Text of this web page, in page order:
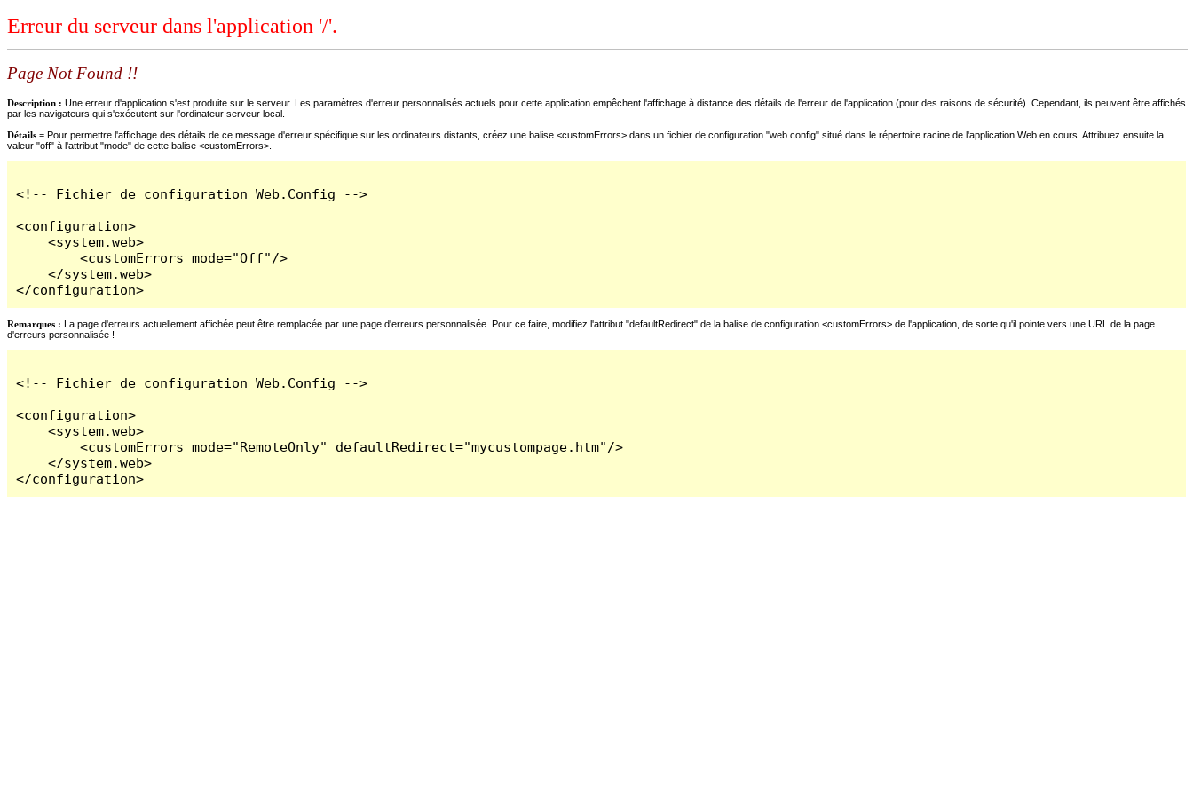
Erreur du serveur dans l'application '/'.
Page Not Found !!
Description : Une erreur d'application s'est produite sur le serveur. Les paramètres d'erreur personnalisés actuels pour cette application empêchent l'affichage à distance des détails de l'erreur de l'application (pour des raisons de sécurité). Cependant, ils peuvent être affichés
par les navigateurs qui s'exécutent sur l'ordinateur serveur local.
Détails = Pour permettre l'affichage des détails de ce message d'erreur spécifique sur les ordinateurs distants, créez une balise <customErrors> dans un fichier de configuration "web.config" situé dans le répertoire racine de l'application Web en cours. Attribuez ensuite la
valeur "off" à l'attribut "mode" de cette balise <customErrors>.
<!-- Fichier de configuration Web.Config -->
<configuration>
    <system.web>
        <customErrors mode="Off"/>
    </system.web>
</configuration>
Remarques : La page d'erreurs actuellement affichée peut être remplacée par une page d'erreurs personnalisée. Pour ce faire, modifiez l'attribut "defaultRedirect" de la balise de configuration <customErrors> de l'application, de sorte qu'il pointe vers une URL de la page
d'erreurs personnalisée !
<!-- Fichier de configuration Web.Config -->
<configuration>
    <system.web>
        <customErrors mode="RemoteOnly" defaultRedirect="mycustompage.htm"/>
    </system.web>
</configuration>